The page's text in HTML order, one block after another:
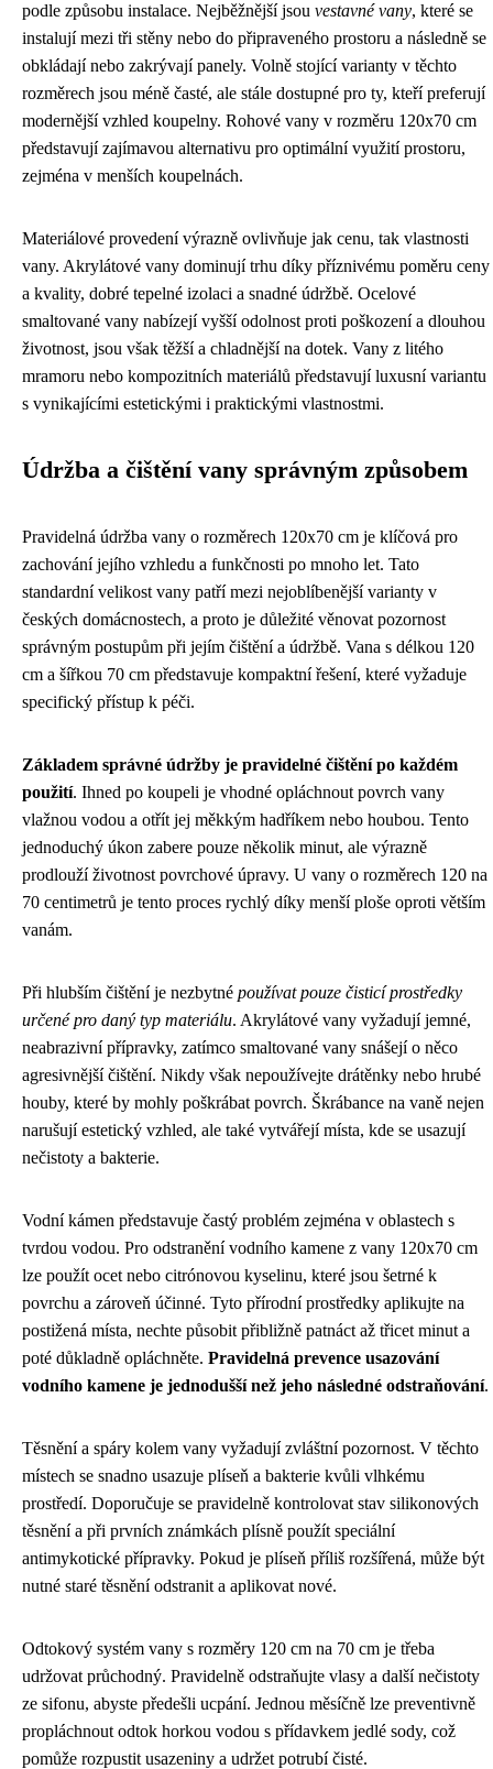
podle způsobu instalace. Nejběžnější jsou vestavné vany, které se
instalují mezi tři stěny nebo do připraveného prostoru a následně se
obkládají nebo zakrývají panely. Volně stojící varianty v těchto
rozměrech jsou méně časté, ale stále dostupné pro ty, kteří preferují
modernější vzhled koupelny. Rohové vany v rozměru 120x70 cm
představují zajímavou alternativu pro optimální využití prostoru,
zejména v menších koupelnách.
Materiálové provedení výrazně ovlivňuje jak cenu, tak vlastnosti
vany. Akrylátové vany dominují trhu díky příznivému poměru ceny
a kvality, dobré tepelné izolaci a snadné údržbě. Ocelové
smaltované vany nabízejí vyšší odolnost proti poškození a dlouhou
životnost, jsou však těžší a chladnější na dotek. Vany z litého
mramoru nebo kompozitních materiálů představují luxusní variantu
s vynikajícími estetickými i praktickými vlastnostmi.
Údržba a čištění vany správným způsobem
Pravidelná údržba vany o rozměrech 120x70 cm je klíčová pro
zachování jejího vzhledu a funkčnosti po mnoho let. Tato
standardní velikost vany patří mezi nejoblíbenější varianty v
českých domácnostech, a proto je důležité věnovat pozornost
správným postupům při jejím čištění a údržbě. Vana s délkou 120
cm a šířkou 70 cm představuje kompaktní řešení, které vyžaduje
specifický přístup k péči.
Základem správné údržby je pravidelné čištění po každém
použití. Ihned po koupeli je vhodné opláchnout povrch vany
vlažnou vodou a otřít jej měkkým hadříkem nebo houbou. Tento
jednoduchý úkon zabere pouze několik minut, ale výrazně
prodlouží životnost povrchové úpravy. U vany o rozměrech 120 na
70 centimetrů je tento proces rychlý díky menší ploše oproti větším
vanám.
Při hlubším čištění je nezbytné používat pouze čisticí prostředky
určené pro daný typ materiálu. Akrylátové vany vyžadují jemné,
neabrazivní přípravky, zatímco smaltované vany snášejí o něco
agresivnější čištění. Nikdy však nepoužívejte drátěnky nebo hrubé
houby, které by mohly poškrábat povrch. Škrábance na vaně nejen
narušují estetický vzhled, ale také vytvářejí místa, kde se usazují
nečistoty a bakterie.
Vodní kámen představuje častý problém zejména v oblastech s
tvrdou vodou. Pro odstranění vodního kamene z vany 120x70 cm
lze použít ocet nebo citrónovou kyselinu, které jsou šetrné k
povrchu a zároveň účinné. Tyto přírodní prostředky aplikujte na
postižená místa, nechte působit přibližně patnáct až třicet minut a
poté důkladně opláchněte. Pravidelná prevence usazování
vodního kamene je jednodušší než jeho následné odstraňování.
Těsnění a spáry kolem vany vyžadují zvláštní pozornost. V těchto
místech se snadno usazuje plíseň a bakterie kvůli vlhkému
prostředí. Doporučuje se pravidelně kontrolovat stav silikonových
těsnění a při prvních známkách plísně použít speciální
antimykotické přípravky. Pokud je plíseň příliš rozšířená, může být
nutné staré těsnění odstranit a aplikovat nové.
Odtokový systém vany s rozměry 120 cm na 70 cm je třeba
udržovat průchodný. Pravidelně odstraňujte vlasy a další nečistoty
ze sifonu, abyste předešli ucpání. Jednou měsíčně lze preventivně
propláchnout odtok horkou vodou s přídavkem jedlé sody, což
pomůže rozpustit usazeniny a udržet potrubí čisté.